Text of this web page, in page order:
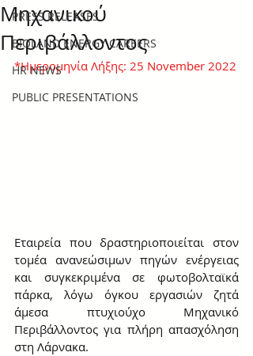
PRESS RELEASES
BIOLAND ENERGY CAREERS
HR NEWS
PUBLIC PRESENTATIONS
Μηχανικού
Περιβάλλοντος
*Ημερομηνία Λήξης: 25 November 2022
Εταιρεία που δραστηριοποιείται στον
τομέα ανανεώσιμων πηγών ενέργειας
και συγκεκριμένα σε φωτοβολταϊκά
πάρκα, λόγω όγκου εργασιών ζητά
άμεσα πτυχιούχο Μηχανικό
Περιβάλλοντος για πλήρη απασχόληση
στη Λάρνακα.